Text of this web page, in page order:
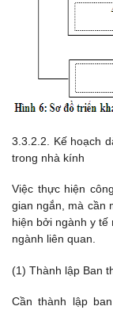
3.3.2.2. Kế hoạch
trong nhà kính
Việc thực hiện
gian ngắn, mà cần
hiện bởi ngành y
ngành liên quan.
(1) Thành lập Ban
Cần thành lập